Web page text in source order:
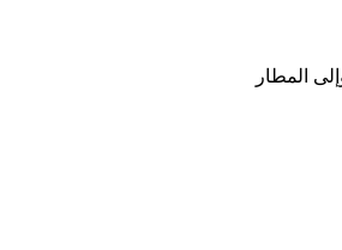
المطار